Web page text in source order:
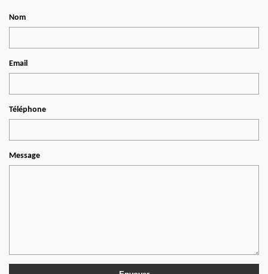
Nom
Email
Téléphone
Message